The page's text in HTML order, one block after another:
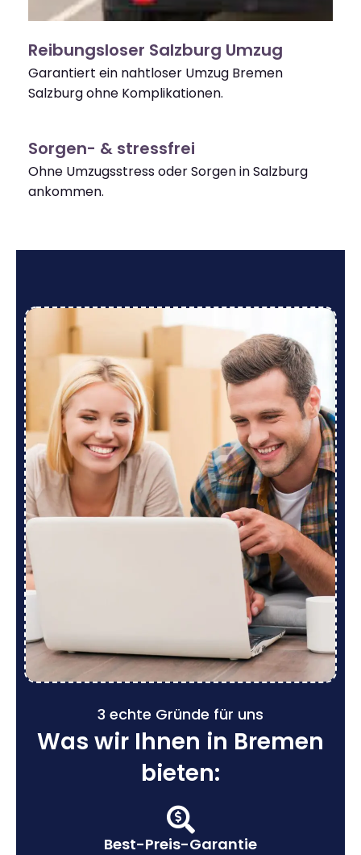
Reibungsloser Salzburg Umzug
Garantiert ein nahtloser Umzug Bremen
Salzburg ohne Komplikationen.
Sorgen- & stressfrei
Ohne Umzugsstress oder Sorgen in Salzburg
ankommen.
3 echte Gründe für uns
Was wir Ihnen in Bremen
bieten:
Best-Preis-Garantie